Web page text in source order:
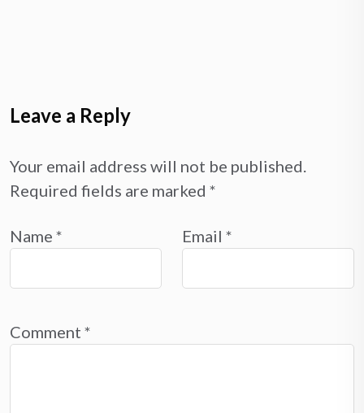
Leave a Reply
Your email address will not be published.
Required fields are marked *
Name * Email *
Comment *